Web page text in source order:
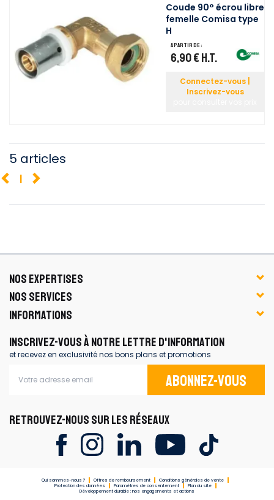
Coude 90° écrou libre
femelle Comisa type
H
A partir de :
6,90 € H.T.
Connectez-vous |
Inscrivez-vous
5 articles
1
NOS EXPERTISES
NOS SERVICES
INFORMATIONS
INSCRIVEZ-VOUS À NOTRE LETTRE D'INFORMATION
et recevez en exclusivité nos bons plans et promotions
Abonnez-vous
RETROUVEZ-NOUS SUR LES RÉSEAUX
Qui sommes-nous ? Offres de remboursement
Conditions générales de vente
Protection des données
Paramètres de consentement
Plan du site
Développement durable : nos engagements et actions